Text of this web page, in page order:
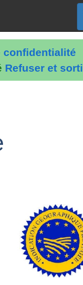
confidentialité
Refuser et